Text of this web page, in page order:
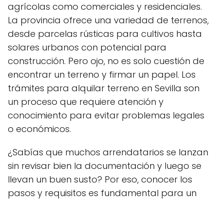
agrícolas como comerciales y residenciales.
La provincia ofrece una variedad de terrenos,
desde parcelas rústicas para cultivos hasta
solares urbanos con potencial para
construcción. Pero ojo, no es solo cuestión de
encontrar un terreno y firmar un papel. Los
trámites para alquilar terreno en Sevilla son
un proceso que requiere atención y
conocimiento para evitar problemas legales
o económicos.
¿Sabías que muchos arrendatarios se lanzan
sin revisar bien la documentación y luego se
llevan un buen susto? Por eso, conocer los
pasos y requisitos es fundamental para un